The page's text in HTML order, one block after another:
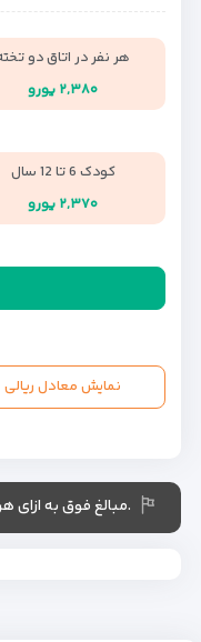
هر نفر در اتاق دو
۲,۳۸۰ یورو
کودک 6 تا 12 سال
۲,۳۷۰ یورو
نمایش معادل ریالی
.مبالغ فوق به ازای